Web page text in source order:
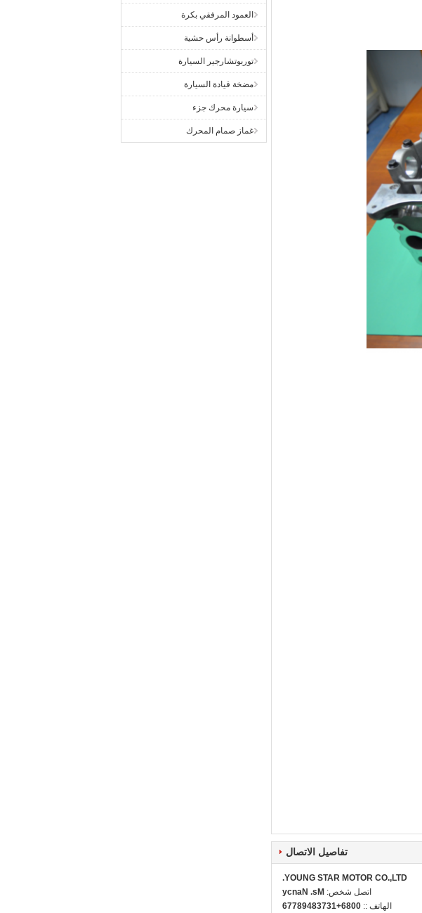
العمود المرفقي بكرة
أسطوانة رأس حشية
توربوتشارجير السيارة
مضخة قيادة السيارة
سيارة محرك جزء
غماز صمام المحرك
تفاصيل الاتصال
YOUNG STAR MOTOR CO.,LTD.
اتصل شخص: Ms. Nancy
الهاتف :: 0086+13738498776